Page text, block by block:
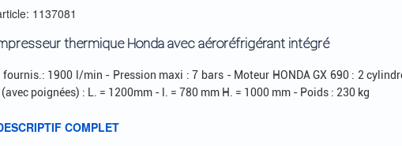
1137081
thermique Honda avec aéroréfrigérant intégré
fournis.: 1900 l/min - Pression maxi : 7 bars - Moteur HONDA GX 690 : 2
poignées) : L. = 1200mm - l. = 780 mm H. = 1000 mm - Poids : 230 kg
COMPLET